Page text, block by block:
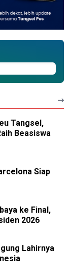
Tangsel,
Beasiswa
Siap
ke Final,
2026
Lahirnya